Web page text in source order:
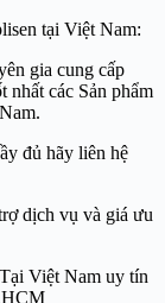
tại Việt Nam:
gia cung cấp
nhất các Sản phẩm
đủ hãy liên hệ
dịch vụ và giá ưu
Việt Nam uy tín